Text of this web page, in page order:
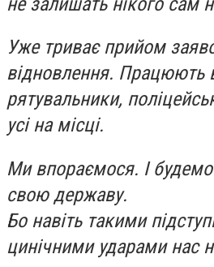
Уже триває прийом
відновлення. Працюють
рятувальники,
усі на місці.
Ми впораємося. І
свою державу.
Бо навіть такими
цинічними ударами нас